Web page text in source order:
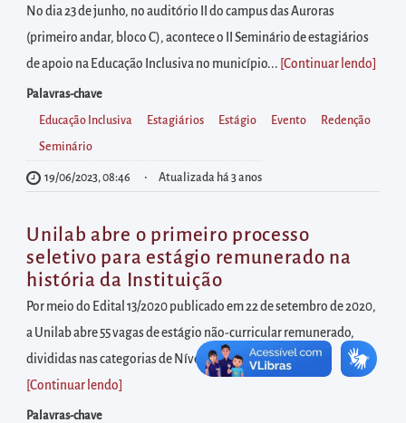
diretamente
à
área
para
realizar
buscas
internas
diretamente
as
informações
postas
no
rodapé
No dia 23 de junho, no auditório II do campus das Auroras
(primeiro andar, bloco C), acontece o II Seminário de estagiários
de apoio na Educação Inclusiva no município... [Continuar lendo
Palavras-chave
Educação Inclusiva Estagiários Estágio Evento Redenção
Seminário
19/06/2023, 08:46 Atualizada há 3 anos
Unilab abre o primeiro processo
seletivo para estágio remunerado na
história da Instituição
Por meio do Edital 13/2020 publicado em 22 de setembro de 2020,
a Unilab abre 55 vagas de estágio não-curricular remunerado,
divididas nas categorias de Nível Superior 30h, Nível...
[Continuar lendo
Palavras-chave